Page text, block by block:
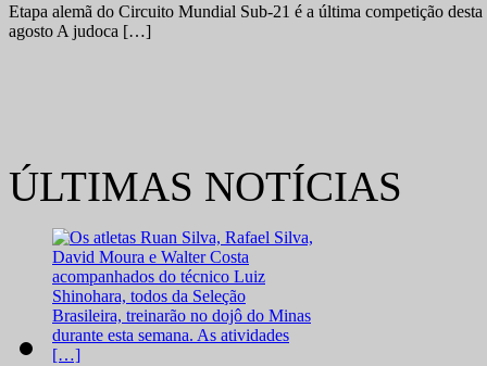
Etapa alemã do Circuito Mundial Sub-21 é a última competição
agosto A judoca […]
ÚLTIMAS NOTÍCIAS